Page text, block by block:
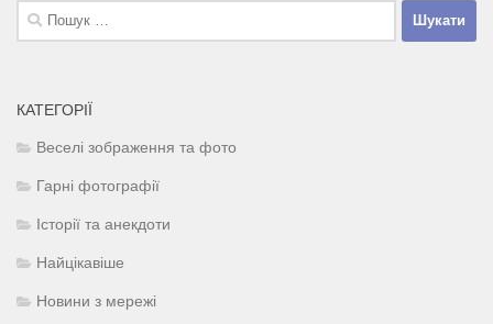
Пошук:
КАТЕГОРІЇ
Веселі зображення та фото
Гарні фотографії
Історії та анекдоти
Найцікавіше
Новини з мережі